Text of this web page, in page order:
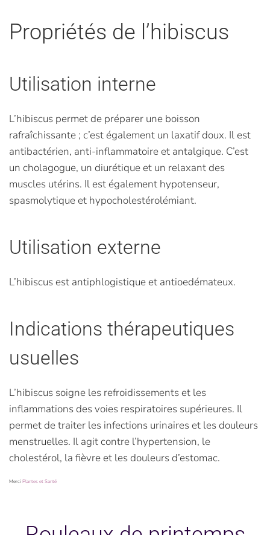
Propriétés de l’hibiscus
Utilisation interne
L’hibiscus permet de préparer une boisson
rafraîchissante ; c’est également un laxatif doux. Il est
antibactérien, anti-inflammatoire et antalgique. C’est
un cholagogue, un diurétique et un relaxant des
muscles utérins. Il est également hypotenseur,
spasmolytique et hypocholestérolémiant.
Utilisation externe
L’hibiscus est antiphlogistique et antioedémateux.
Indications thérapeutiques
usuelles
L’hibiscus soigne les refroidissements et les
inflammations des voies respiratoires supérieures. Il
permet de traiter les infections urinaires et les douleurs
menstruelles. Il agit contre l’hypertension, le
cholestérol, la fièvre et les douleurs d’estomac.
MerciPlantes et Santé